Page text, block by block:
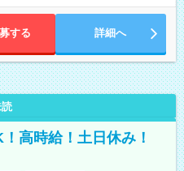
する 詳細へ
高時給！土日休み！